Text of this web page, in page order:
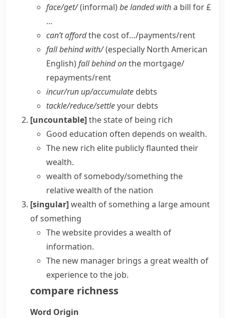
face/​get/(informal)be landed witha bill for £
…
can’t affordthe cost of…/payments/​rent
fall behind with/(especially North American
English)fall behind onthe mortgage/​
repayments/​rent
incur/​run up/​accumulate debts
tackle/​reduce/​settleyour debts
[uncountable]the state of being rich
Good education often depends on wealth.
The new rich elite publicly flaunted their
wealth.
wealth of somebody/something the
relative wealth of the nation
[singular]wealth of something a large amount
of something
The website provides a wealth of
information.
The new manager brings a great wealth of
experienceto the job.
compare richness
Word Origin